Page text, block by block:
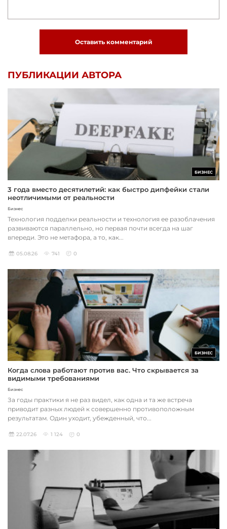
Оставить комментарий
ПУБЛИКАЦИИ АВТОРА
БИЗНЕС
3 года вместо десятилетий: как быстро дипфейки стали
неотличимыми от реальности
Бизнес
Технология подделки реальности и технология ее разоблачения
развиваются параллельно, но первая почти всегда на шаг
впереди. Это не метафора, а то, как...
05.08.26 741 0
БИЗНЕС
Когда слова работают против вас. Что скрывается за
видимыми требованиями
Бизнес
За годы практики я не раз видел, как одна и та же встреча
приводит разных людей к совершенно противоположным
результатам. Один уходит, убежденный, что...
22.07.26 1 124 0